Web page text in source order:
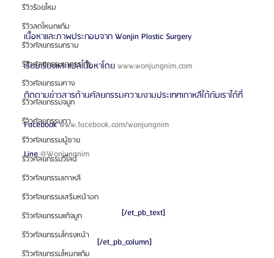
รีวิวร้อยไหม
รีวิวลดโหนกแก้ม
รีวิวศัลยกรรมกราม
รีวิวศัลยกรรมขากรรไกร
รีวิวศัลยกรรมคาง
รีวิวศัลยกรรมจมูก
รีวิวศัลยกรรมตา
รีวิวศัลยกรรมผู้ชาย
รีวิวศัลยกรรมวีไลน์
รีวิวศัลยกรรมเกาหลี
รีวิวศัลยกรรมเสริมหน้าอก
รีวิวศัลยกรรมแก้จมูก
รีวิวศัลยกรรมโครงหน้า
รีวิวศัลยกรรมโหนกแก้ม
เนื้อหาและภาพประกอบจาก Wonjin Plastic Surgery
เรียบเรียงและแปลเนื้อหาโดย www.wonjungnim.com
ติดตามข่าวสารด้านศัลยกรรมความงามประเทศเกาหลีใต้กับเราได้ที่
Facebook www.facebook.com/wonjungnim
Line @Wonjungnim
				[/et_pb_text]
			[/et_pb_column]